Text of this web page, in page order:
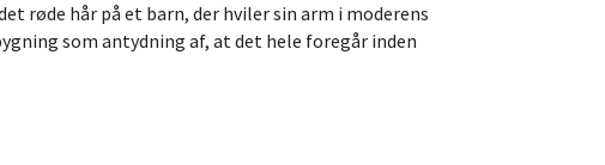
røde hår på et barn, der hviler sin arm i moderens
som antydning af, at det hele foregår inden